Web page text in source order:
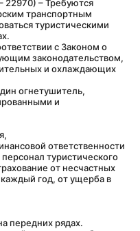
транспортным
туристическими
законодательством,
огнетушитель,
туристического
от несчастных
год, от ущерба в
передних рядах.